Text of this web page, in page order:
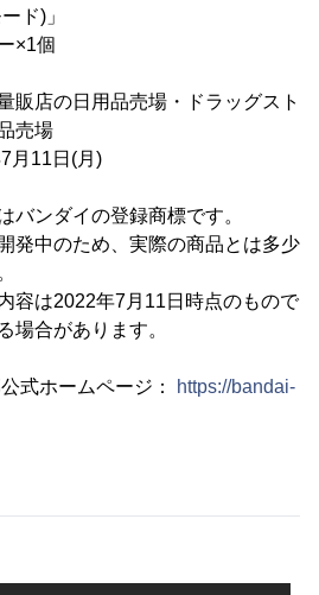
ド)」
個
販店の日用品売場・ドラッグスト
売場
月11日(月)
ンダイの登録商標です。
発中のため、実際の商品とは多少
容は2022年7月11日時点のもので
場合があります。
式ホームページ：
https://bandai-